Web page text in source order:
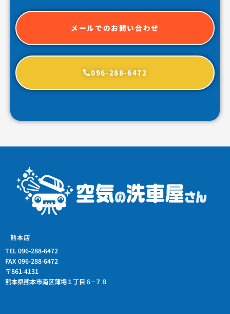
メールでのお問い合わせ
096-288-6472
熊本店
TEL 096-288-6472
FAX 096-288-6472
〒861-4131
熊本県熊本市南区薄場１丁目６−７８